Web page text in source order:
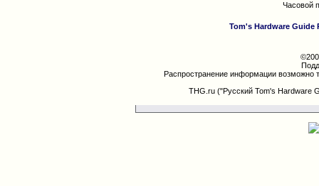
Часовой
Tom's Hardware Guide
Распространение информации возможно
THG.ru ("Русский Tom's Hardware